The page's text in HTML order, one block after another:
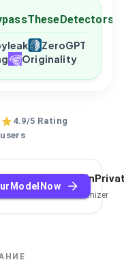
ZeroGPT
Originality
4.9/5 Rating